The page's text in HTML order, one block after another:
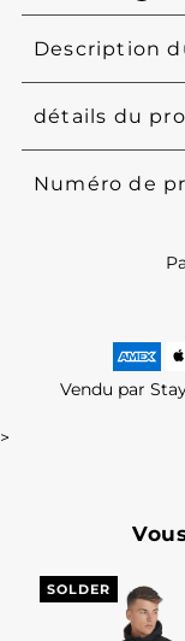
Description
détails du
Numéro de
Vendu par
>
SOLDER